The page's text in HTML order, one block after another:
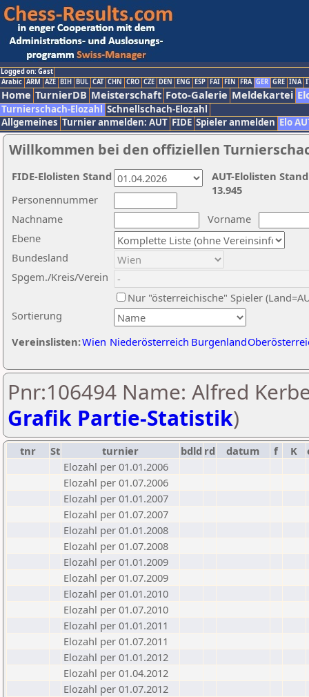
Logged on: Gast
Arabic ARM AZE BIH BUL CAT CHN CRO CZE DEN ENG ESP FAI FIN FRA GER GRE INA
Home TurnierDB Meisterschaft Foto-Galerie Meldekartei
Turnierschach-Elozahl Schnellschach-Elozahl
Allgemeines Turnier anmelden: AUT FIDE Spieler anmelden Elo
Willkommen bei den offiziellen
Nachname
Vorname
Ebene
Sortierung
Personennummer
Bundesland
Spgem./Kreis/Verein
Nur "österreichische" Spieler
Vereinslisten:Wien Niederösterreich Burgenland
AUT-Elolisten
13.945
FIDE-Elolisten Stand
Pnr:106494 Name: Alfred
Grafik Partie-Statistik)
tnr St turnier bdld rd datum f K
Elozahl per 01.01.2006
Elozahl per 01.07.2006
Elozahl per 01.01.2007
Elozahl per 01.07.2007
Elozahl per 01.01.2008
Elozahl per 01.07.2008
Elozahl per 01.01.2009
Elozahl per 01.07.2009
Elozahl per 01.01.2010
Elozahl per 01.07.2010
Elozahl per 01.01.2011
Elozahl per 01.07.2011
Elozahl per 01.01.2012
Elozahl per 01.04.2012
Elozahl per 01.07.2012